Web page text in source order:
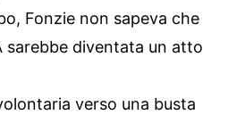
Fonzie non sapeva che
sarebbe diventata un atto
verso una busta